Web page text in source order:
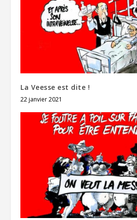
La Veesse est dite !
22 janvier 2021